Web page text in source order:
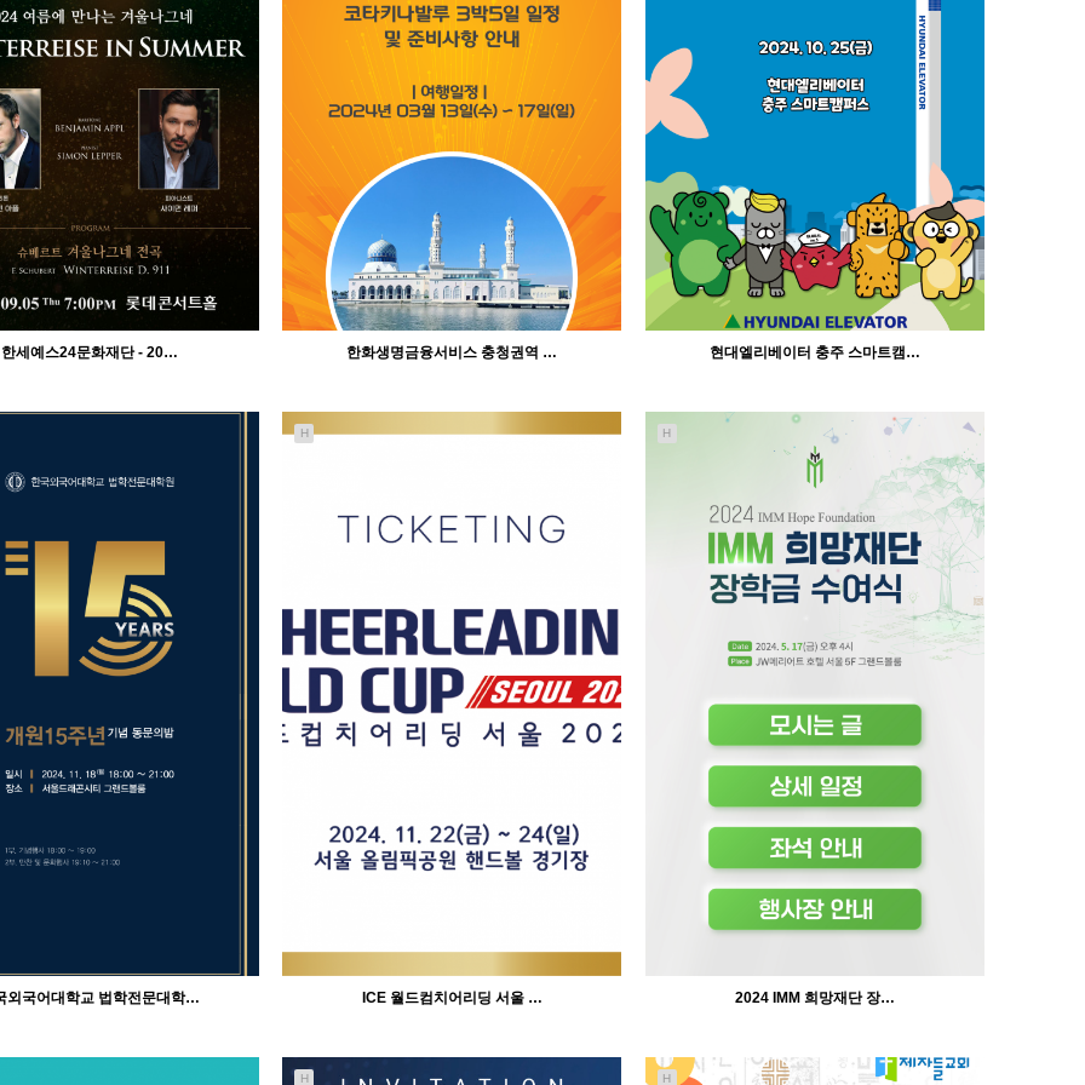
713
02-11
인바이트미
한세예스24문화재단 - 20…
인바이트미
한화생명금융서비스 충청권역 …
747
02-11
현대엘리베이터 충주 스마트캠…
외국어대학교 법학전문대학…
H
ICE 월드컴치어리딩 서울 …
H
2024 IMM 희망재단 장…
H H